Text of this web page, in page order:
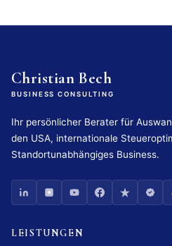
Christian Bech
BUSINESS CONSULTING
Ihr persönlicher Berater für
den USA, internationale
Standortunabhängiges Business.
LEISTUNGEN